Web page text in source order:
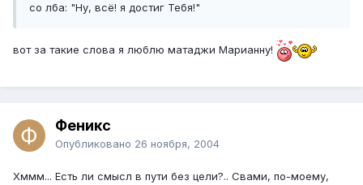
со лба: "Ну, всё! я достиг Тебя!"
вот за такие слова я люблю матаджи Марианну!
Феникс
Опубликовано 26 ноября, 2004
Хммм... Есть ли смысл в пути без цели?.. Свами, по-моему,